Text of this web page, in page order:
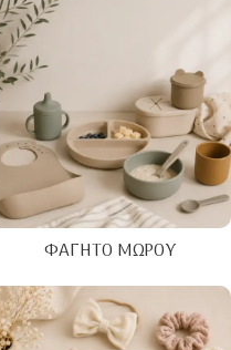
ΦΑΓΗΤΌ ΜΩΡΟΎ